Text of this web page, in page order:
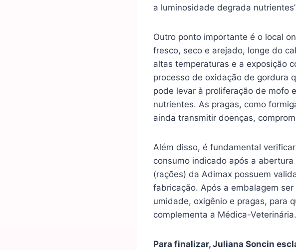
a luminosidade degrada
Outro ponto importante é o local
fresco, seco e arejado, longe do
altas temperaturas e a exposição
processo de oxidação de gordura
pode levar à proliferação de mofo
nutrientes. As pragas, como
ainda transmitir doenças,
Além disso, é fundamental
consumo indicado após a
(rações) da Adimax possuem
fabricação. Após a embalagem
umidade, oxigênio e pragas, para
complementa a Médica-Veterinária.
Para finalizar, Juliana Soncin